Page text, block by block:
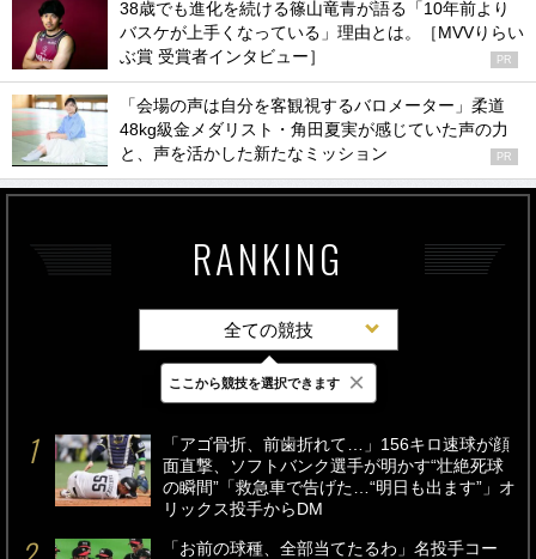
38歳でも進化を続ける篠山竜青が語る「10年前より
バスケが上手くなっている」理由とは。［MVVりらい
ぶ賞 受賞者インタビュー］
PR
「会場の声は自分を客観視するバロメーター」柔道
48kg級金メダリスト・角田夏実が感じていた声の力
と、声を活かした新たなミッション
PR
RANKING
全ての競技
最新 24時間 週間
「アゴ骨折、前歯折れて…」156キロ速球が顔
面直撃、ソフトバンク選手が明かす“壮絶死球
の瞬間”「救急車で告げた…“明日も出ます”」オ
リックス投手からDM
「お前の球種、全部当てたるわ」名投手コー
ここから競技を選択できます ×